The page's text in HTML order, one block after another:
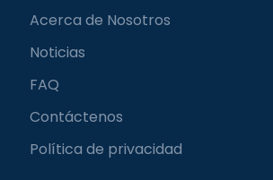
Acerca de Nosotros
Noticias
FAQ
Contáctenos
Política de privacidad